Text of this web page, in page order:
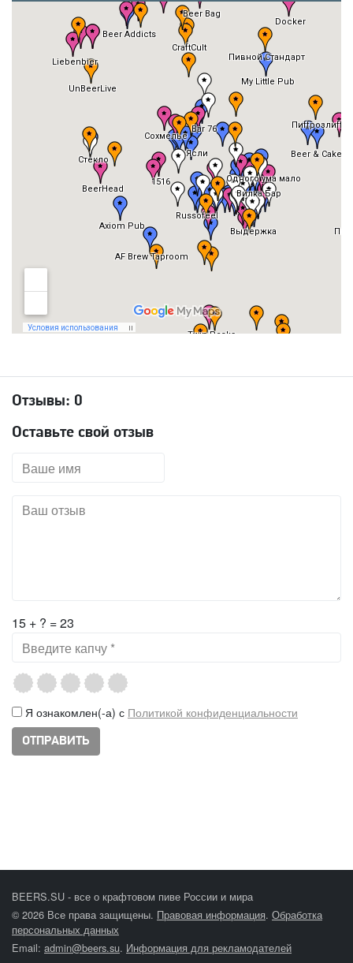
Отзывы: 0
Оставьте свой отзыв
15 + ? = 23
Я ознакомлен(-а) с Политикой конфиденциальности
BEERS.SU - все о крафтовом пиве России и мира
© 2026 Все права защищены. Правовая информация. Обработка
персональных данных
Email: admin@beers.su. Информация для рекламодателей